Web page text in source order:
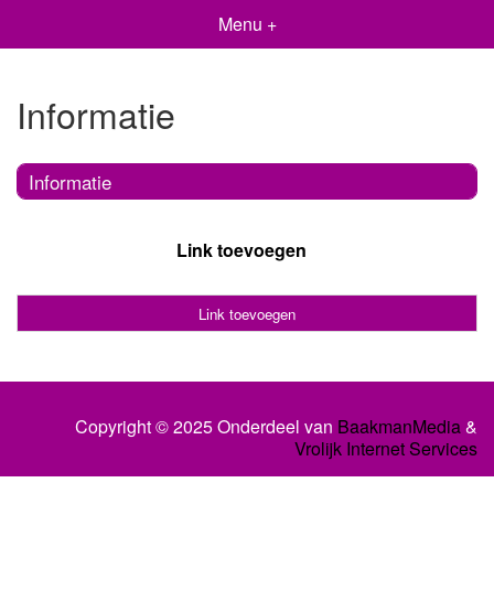
Menu +
Informatie
Informatie
Link toevoegen
Link toevoegen
Copyright © 2025 Onderdeel van BaakmanMedia&
Vrolijk Internet Services